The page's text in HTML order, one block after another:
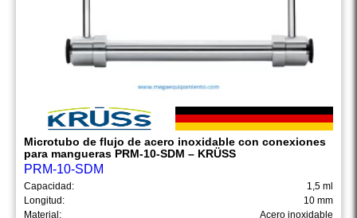
Microtubo de flujo de acero inoxidable con conexiones
para mangueras PRM-10-SDM – KRÜSS
PRM-10-SDM
Capacidad:
1,5 ml
Longitud:
10 mm
Material:
Acero inoxidable